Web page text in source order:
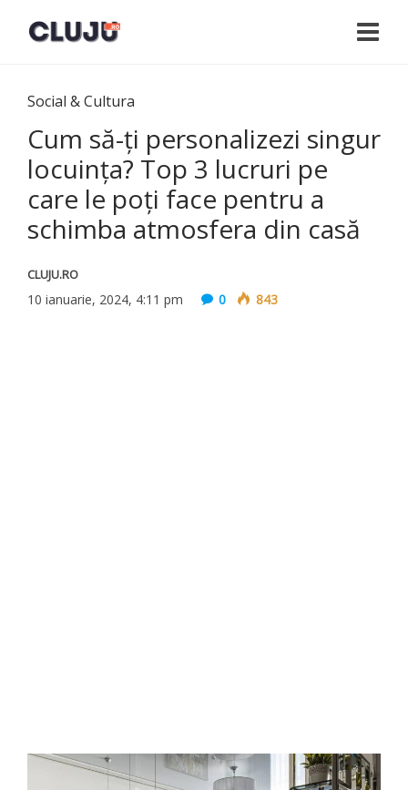
Social & Cultura
Cum să-ți personalizezi singur
locuința? Top 3 lucruri pe
care le poți face pentru a
schimba atmosfera din casă
CLUJU.RO
10 ianuarie, 2024, 4:11 pm 0 843